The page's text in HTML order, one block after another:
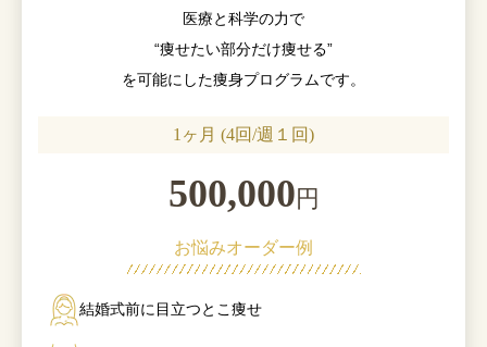
医療と科学の力で
“痩せたい部分だけ痩せる”
を可能にした痩身プログラムです。
1ヶ月 (4回/週１回)
500,000 円
お悩みオーダー例
結婚式前に目立つとこ痩せ